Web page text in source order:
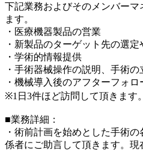
下記業務およびそのメンバー
ます。
・医療機器製品の営業
・新製品のターゲット先の選定
・学術的情報提供
・手術器械操作の説明、手術の
・機械導入後のアフターフォロ
※1日3件ほど訪問して頂きます
■業務詳細：
・術前計画を始めとした手術
係者にご助言して頂きます。